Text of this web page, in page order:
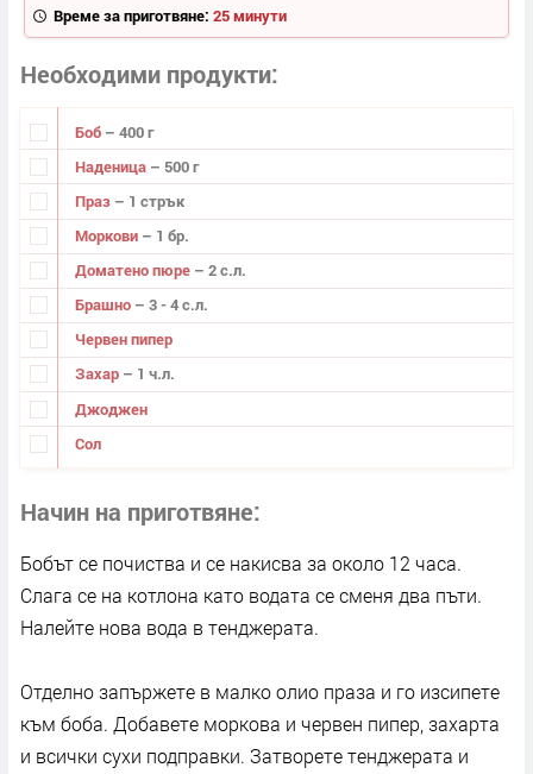
Време за приготвяне: 25 минути
Необходими продукти
Боб – 400 г
Наденица – 500 г
Праз – 1 стрък
Моркови – 1 бр.
Доматено пюре – 2 с.л.
Брашно – 3 - 4 с.л.
Червен пипер
Захар – 1 ч.л.
Джоджен
Сол
Начин на приготвяне
Бобът се почиства и се накисва за около 12 часа.
Слага се на котлона като водата се сменя два пъти.
Налейте нова вода в тенджерата.
Отделно запържете в малко олио праза и го изсипете
към боба. Добавете моркова и червен пипер, захарта
и всички сухи подправки. Затворете тенджерата и